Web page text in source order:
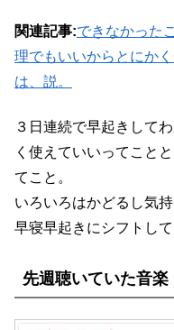
関連記事:できなかった
理でもいいからとにか
は、説。
３日連続で早起きして
く使えていいってこと
てこと。
いろいろはかどるし気
早寝早起きにシフトし
先週聴いていた音楽